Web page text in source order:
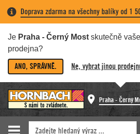
Doprava zdarma na všechny balíky od 1
Je Praha - Černý Most skutečně vaše
prodejna?
ANO, SPRÁVNĚ. Ne, vybrat jinou
Praha - Černý